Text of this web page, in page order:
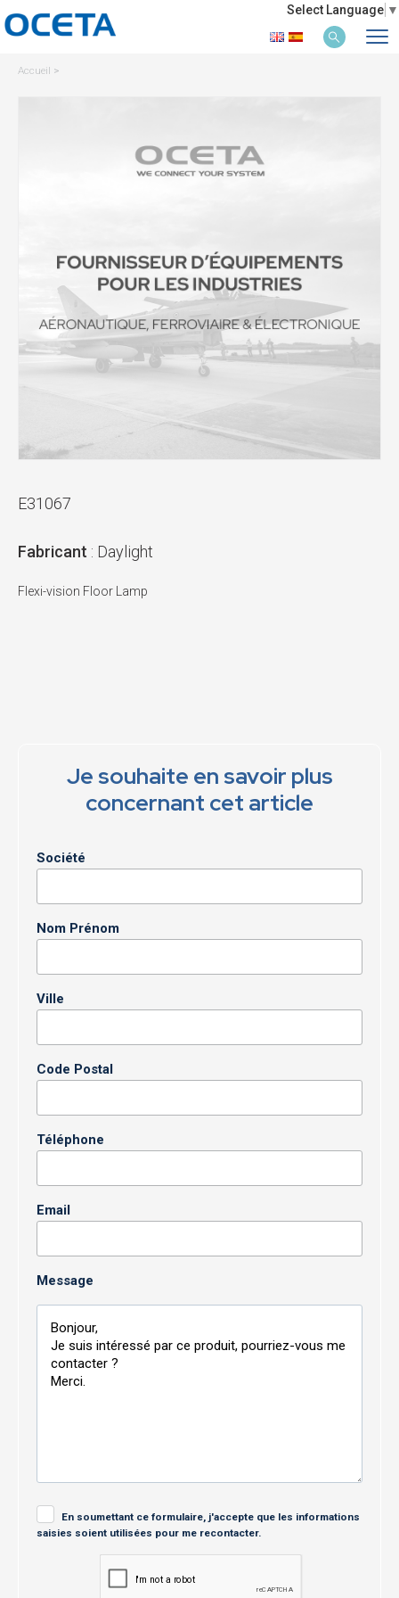
Select Language ▼
Accueil >
E31067
Fabricant : Daylight
Flexi-vision Floor Lamp
Je souhaite en savoir plus
concernant cet article
Société
Nom Prénom
Ville
Code Postal
Téléphone
Email
Message
En soumettant ce formulaire, j'accepte que les informations
saisies soient utilisées pour me recontacter.